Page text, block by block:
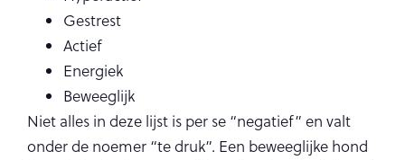
Gestrest
Actief
Energiek
Beweeglijk
Niet alles in deze lijst is per se “negatief” en valt
onder de noemer “te druk”. Een beweeglijke hond